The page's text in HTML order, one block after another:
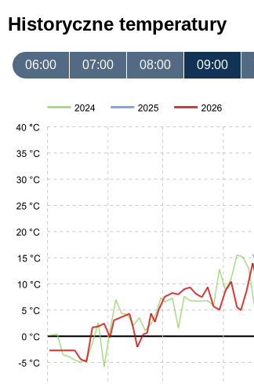
Historyczne temperatury
06:00 07:00 08:00 09:00